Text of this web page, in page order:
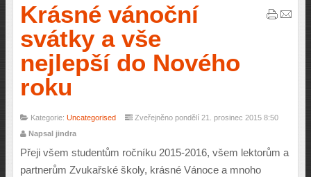
Krásné vánoční
svátky a vše
nejlepší do Nového
roku
Kategorie: Uncategorised
Zveřejněno pondělí 21. prosinec 2015 8:50
Napsal jindra
Přeji všem studentům ročníku 2015-2016, všem lektorům a
partnerům Zvukařské školy, krásné Vánoce a mnoho